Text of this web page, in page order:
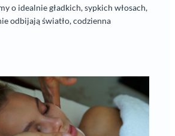
o idealnie gładkich, sypkich włosach,
odbijają światło, codzienna